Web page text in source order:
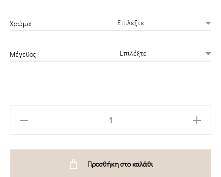
was:
180.00€.
is:
108.00€.
Χρώμα
Μέγεθος
Προσθήκη στο καλάθι